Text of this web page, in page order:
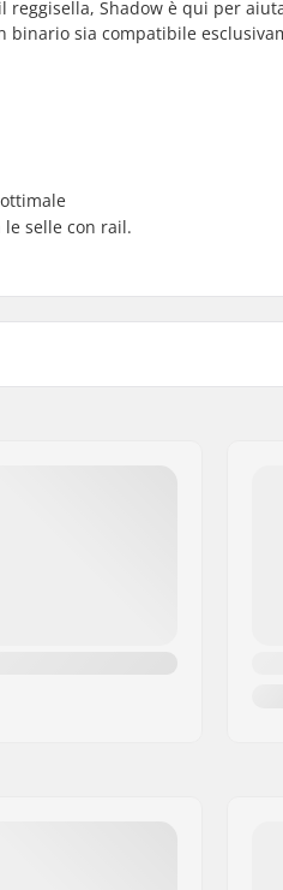
Shadow è qui per
sia compatibile
selle con rail.